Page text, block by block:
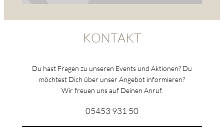
KONTAKT
Du hast Fragen zu unseren Events und Aktionen? Du
möchtest Dich über unser Angebot informieren?
Wir freuen uns auf Deinen Anruf.
05453 931 50